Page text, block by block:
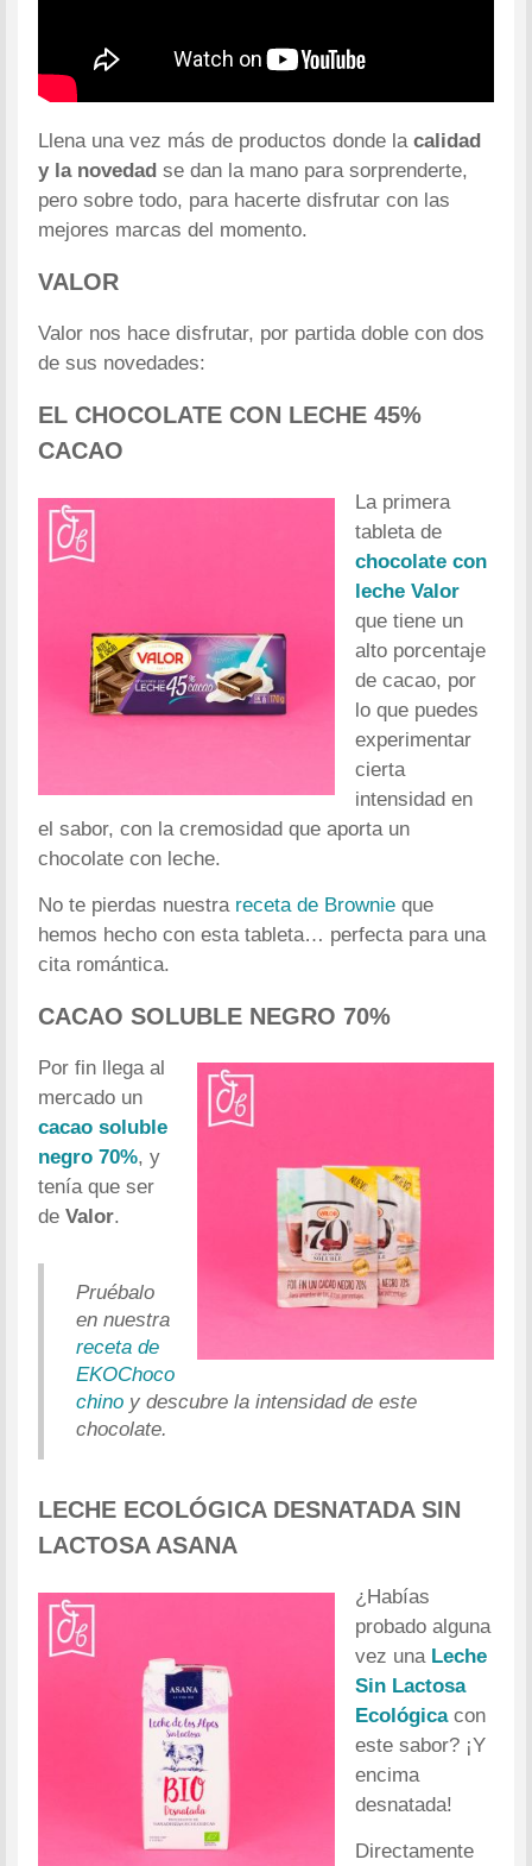
Llena una vez más de productos donde lacalidad
y la novedad se dan la mano para sorprenderte,
pero sobre todo, para hacerte disfrutar con las
mejores marcas del momento.
VALOR
Valor nos hace disfrutar, por partida doble con dos
de sus novedades:
EL CHOCOLATE CON LECHE 45%
CACAO
La primera
tableta de
chocolate con
leche Valor
que tiene un
alto porcentaje
de cacao, por
lo que puedes
experimentar
cierta
intensidad en
el sabor, con la cremosidad que aporta un
chocolate con leche.
No te pierdas nuestra receta de Brownie que
hemos hecho con esta tableta… perfecta para una
cita romántica.
CACAO SOLUBLE NEGRO 70%
Por fin llega al
mercado un
cacao soluble
negro 70%, y
tenía que ser
deValor.
Pruébalo
en nuestra
receta de
EKOChoco
chino y descubre la intensidad de este
chocolate.
LECHE ECOLÓGICA DESNATADA SIN
LACTOSA ASANA
¿Habías
probado alguna
vez una Leche
Sin Lactosa
Ecológicacon
este sabor? ¡Y
encima
desnatada!
Directamente